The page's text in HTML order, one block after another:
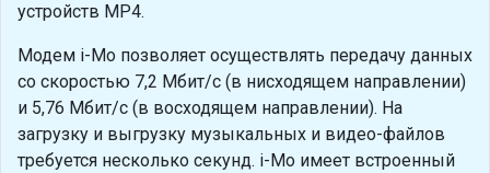
устройств MP4.
Модем i-Mo позволяет осуществлять передачу данных
со скоростью 7,2 Мбит/с (в нисходящем направлении)
и 5,76 Мбит/с (в восходящем направлении). На
загрузку и выгрузку музыкальных и видео-файлов
требуется несколько секунд. i-Mo имеет встроенный